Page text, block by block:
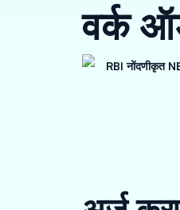
वर्क
RBI नोंदणीकृत